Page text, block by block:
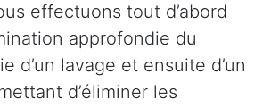
effectuons tout d’abord
approfondie du
d’un lavage et ensuite d’un
d’éliminer les